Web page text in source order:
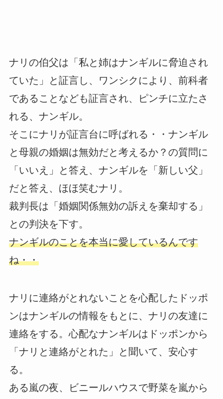
ナリの伯父は「私と姉はナンギルに脅迫され
ていた」と証言し、ワンシクにより、前科者
であることなども証言され、ピンチに立たさ
れる、ナンギル。
そこにナリが証言台に呼ばれる・・ナンギル
と母親の婚姻は無効だと考えるか？の質問に
「いいえ」と答え、ナンギルを「新しい父」
だと答え、ほほ笑むナリ。
裁判長は「婚姻関係無効の訴えを棄却する」
との判決を下す。
ナンギルのことを本当に愛しているんです
ね・・
ナリに連絡がとれないことを心配したドッポ
ンはナンギルの情報をもとに、ナリの友達に
連絡をする。心配なナンギルはドッポンから
「ナリと連絡がとれた」と聞いて、安心す
る。
ある嵐の夜、ビニールハウスで野菜を嵐から